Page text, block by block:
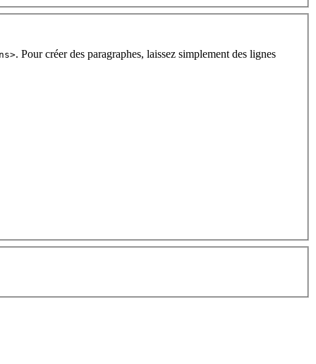
. Pour créer des paragraphes, laissez simplement des lignes